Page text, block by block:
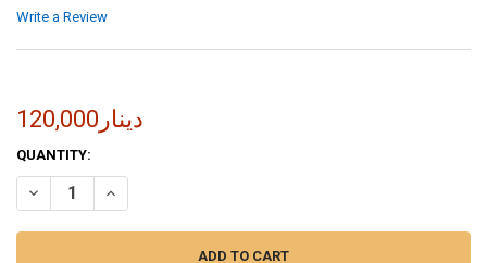
Write a Review
120,000دينار
CURRENT
STOCK:
QUANTITY: